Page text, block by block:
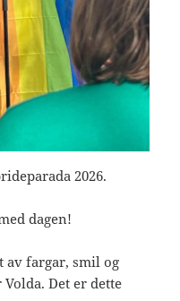
2026.
dagen!
av fargar, smil og
Det er dette